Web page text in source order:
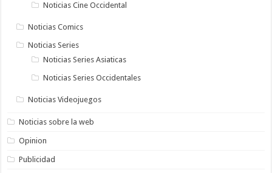
Noticias Cine Occidental
Noticias Comics
Noticias Series
Noticias Series Asiaticas
Noticias Series Occidentales
Noticias Videojuegos
Noticias sobre la web
Opinion
Publicidad